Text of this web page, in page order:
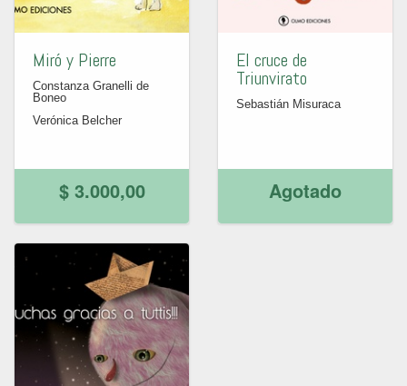
Miró y Pierre
Constanza Granelli de
Boneo
Verónica Belcher
$ 3.000,00
El cruce de
Triunvirato
Sebastián Misuraca
Agotado